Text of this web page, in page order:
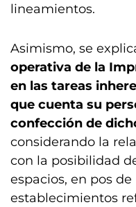
lineamientos.
Asimismo, se
operativa de la
en las tareas
que cuenta su
confección de
considerando la
con la posibilidad
espacios, en pos
establecimientos